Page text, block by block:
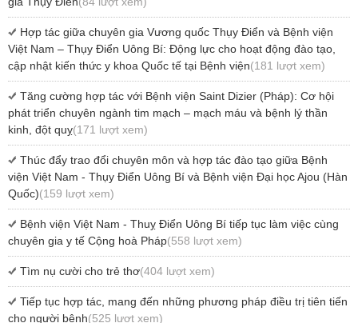
Hợp tác giữa chuyên gia Vương quốc Thụy Điển và Bệnh viện
Việt Nam – Thụy Điển Uông Bí: Động lực cho hoạt động đào tạo,
cập nhật kiến thức y khoa Quốc tế tại Bệnh viện(181 lượt xem)
Tăng cường hợp tác với Bệnh viện Saint Dizier (Pháp): Cơ hội
phát triển chuyên ngành tim mạch – mạch máu và bệnh lý thần
kinh, đột quỵ(171 lượt xem)
Thúc đẩy trao đổi chuyên môn và hợp tác đào tạo giữa Bệnh
viện Việt Nam - Thụy Điển Uông Bí và Bệnh viện Đại học Ajou (Hàn
Quốc)(159 lượt xem)
Bệnh viện Việt Nam - Thuỵ Điển Uông Bí tiếp tục làm việc cùng
chuyên gia y tế Cộng hoà Pháp(558 lượt xem)
Tìm nụ cười cho trẻ thơ(404 lượt xem)
Tiếp tục hợp tác, mang đến những phương pháp điều trị tiên tiến
cho người bệnh(525 lượt xem)